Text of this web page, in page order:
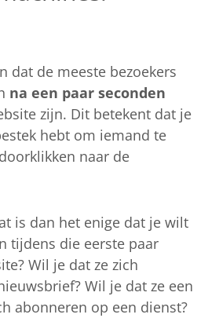
dat de meeste bezoekers
na een paar seconden
zijn. Dit betekent dat je
hebt om iemand te
naar de
is dan het enige dat je wilt
tijdens die eerste paar
Wil je dat ze zich
Wil je dat ze een
abonneren op een dienst?